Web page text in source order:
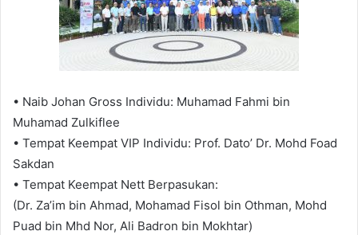
• Naib Johan Gross Individu: Muhamad Fahmi bin
Muhamad Zulkiflee
• Tempat Keempat VIP Individu: Prof. Dato’ Dr. Mohd Foad
Sakdan
• Tempat Keempat Nett Berpasukan:
(Dr. Za’im bin Ahmad, Mohamad Fisol bin Othman, Mohd
Puad bin Mhd Nor, Ali Badron bin Mokhtar)